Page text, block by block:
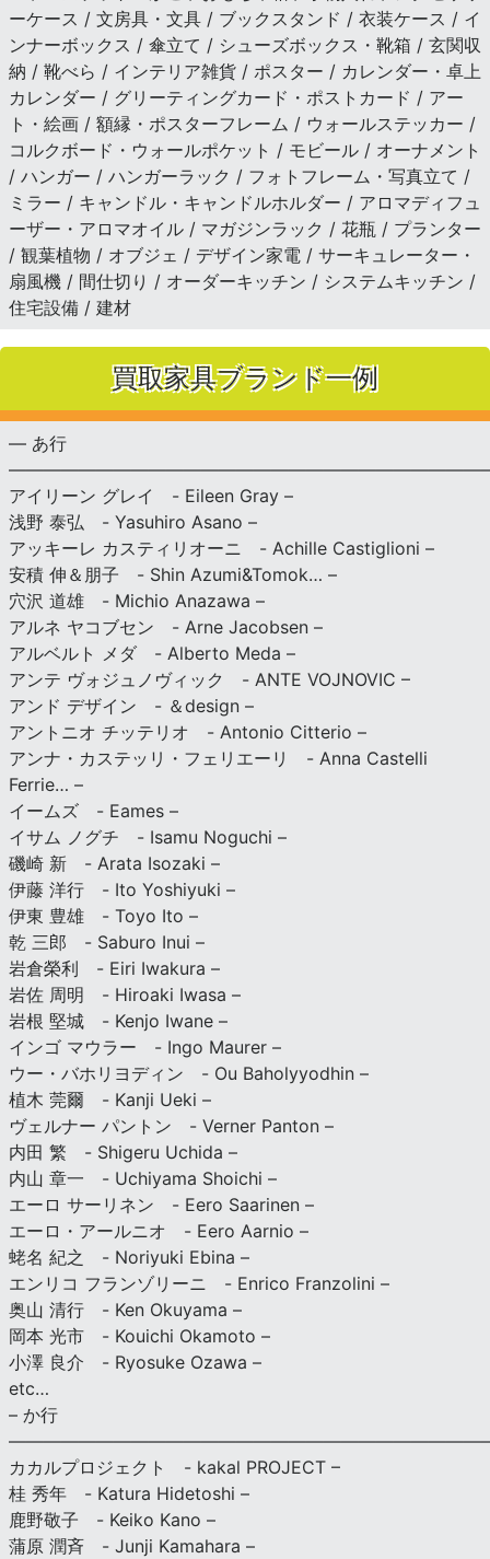
ーケース / 文房具・文具 / ブックスタンド / 衣装ケース / イ
ンナーボックス / 傘立て / シューズボックス・靴箱 / 玄関収
納 / 靴べら / インテリア雑貨 / ポスター / カレンダー・卓上
カレンダー / グリーティングカード・ポストカード / アー
ト・絵画 / 額縁・ポスターフレーム / ウォールステッカー /
コルクボード・ウォールポケット / モビール / オーナメント
/ ハンガー / ハンガーラック / フォトフレーム・写真立て /
ミラー / キャンドル・キャンドルホルダー / アロマディフュ
ーザー・アロマオイル / マガジンラック / 花瓶 / プランター
/ 観葉植物 / オブジェ / デザイン家電 / サーキュレーター・
扇風機 / 間仕切り / オーダーキッチン / システムキッチン /
住宅設備 / 建材
買取家具ブランド一例
— あ行
アイリーン グレイ - Eileen Gray –
浅野 泰弘 - Yasuhiro Asano –
アッキーレ カスティリオーニ - Achille Castiglioni –
安積 伸＆朋子 - Shin Azumi&Tomok… –
穴沢 道雄 - Michio Anazawa –
アルネ ヤコブセン - Arne Jacobsen –
アルベルト メダ - Alberto Meda –
アンテ ヴォジュノヴィック - ANTE VOJNOVIC –
アンド デザイン - ＆design –
アントニオ チッテリオ - Antonio Citterio –
アンナ・カステッリ・フェリエーリ - Anna Castelli
Ferrie… –
イームズ - Eames –
イサム ノグチ - Isamu Noguchi –
磯崎 新 - Arata Isozaki –
伊藤 洋行 - Ito Yoshiyuki –
伊東 豊雄 - Toyo Ito –
乾 三郎 - Saburo Inui –
岩倉榮利 - Eiri Iwakura –
岩佐 周明 - Hiroaki Iwasa –
岩根 堅城 - Kenjo Iwane –
インゴ マウラー - Ingo Maurer –
ウー・バホリヨディン - Ou Baholyyodhin –
植木 莞爾 - Kanji Ueki –
ヴェルナー パントン - Verner Panton –
内田 繁 - Shigeru Uchida –
内山 章一 - Uchiyama Shoichi –
エーロ サーリネン - Eero Saarinen –
エーロ・アールニオ - Eero Aarnio –
蛯名 紀之 - Noriyuki Ebina –
エンリコ フランゾリーニ - Enrico Franzolini –
奥山 清行 - Ken Okuyama –
岡本 光市 - Kouichi Okamoto –
小澤 良介 - Ryosuke Ozawa –
etc…
– か行
カカルプロジェクト - kakal PROJECT –
桂 秀年 - Katura Hidetoshi –
鹿野敬子 - Keiko Kano –
蒲原 潤斉 - Junji Kamahara –